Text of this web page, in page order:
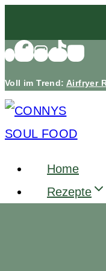
Inhalt
springen
Voll im Trend: Airfryer
Home
Rezepte